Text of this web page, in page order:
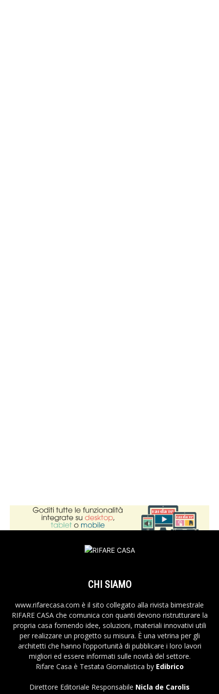
CHI SIAMO
www.rifarecasa.com è il sito collegato alla rivista bimestrale
RIFARE CASA che comunica con quanti devono ristrutturare la
propria casa fornendo idee, soluzioni, materiali innovativi utili
per realizzare un progetto su misura. È una vetrina per gli
architetti che hanno l’opportunità di pubblicare i loro lavori
migliori ed essere informati sulle novità del settore.
Rifare Casa è Testata Giornalistica by Edibrico
Direttore Editoriale Responsabile Nicla de Carolis